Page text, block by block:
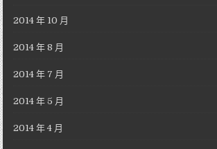
2014 年 10 月
2014 年 8 月
2014 年 7 月
2014 年 5 月
2014 年 4 月